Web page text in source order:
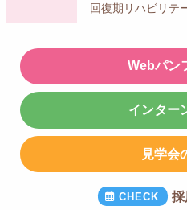
回復期リハビリテ
Webパン
インター
見学会
採